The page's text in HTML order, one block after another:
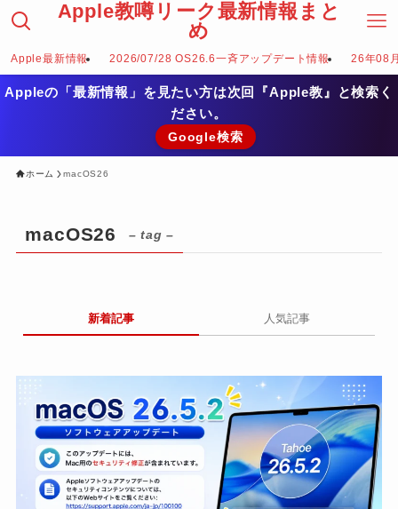
Apple教噂リーク最新情報まと
め
Apple最新情報 2026/07/28 OS26.6一斉アップデート情報 26年08
Appleの「最新情報」を見たい方は次回『Apple教』と検索く
ださい。
Google検索
ホーム macOS26
macOS26 – tag –
新着記事 人気記事